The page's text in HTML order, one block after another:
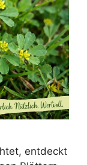
entdeckt